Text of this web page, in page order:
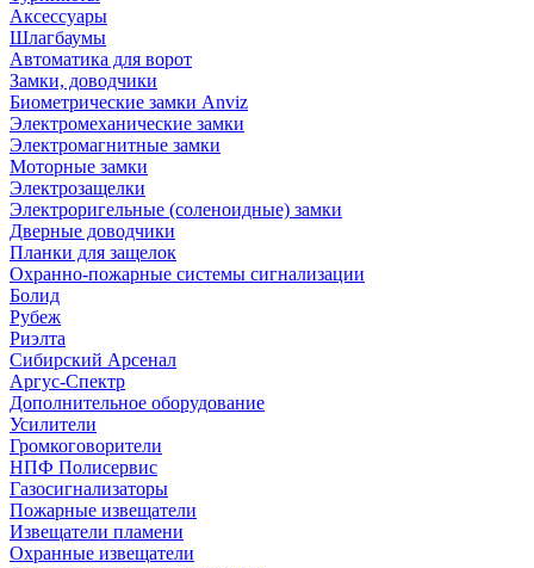
Аксессуары
Шлагбаумы
Автоматика для ворот
Замки, доводчики
Биометрические замки Anviz
Электромеханические замки
Электромагнитные замки
Моторные замки
Электрозащелки
Электроригельные (cоленоидные) замки
Дверные доводчики
Планки для защелок
Охранно-пожарные системы сигнализации
Болид
Рубеж
Риэлта
Сибирский Арсенал
Аргус-Спектр
Дополнительное оборудование
Усилители
Громкоговорители
НПФ Полисервис
Газосигнализаторы
Пожарные извещатели
Извещатели пламени
Охранные извещатели